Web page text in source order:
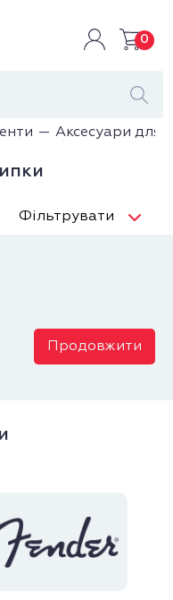
0
Аксесуари для
Фільтрувати
Продовжити